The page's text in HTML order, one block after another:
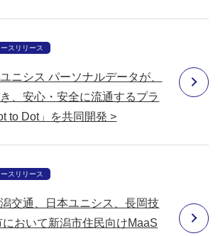
ースリリース
ニシス パーソナルデータが、
、安心・安全に流通するプラ
to Dot」を共同開発 >
ースリリース
交通、日本ユニシス、長岡技
おいて新潟市住民向けMaaS